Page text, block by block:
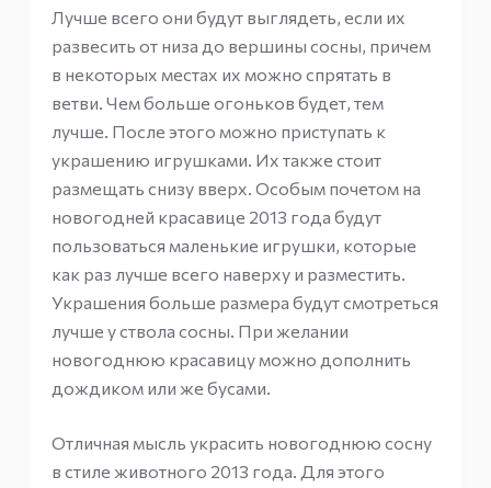
Лучше всего они будут выглядеть, если их
развесить от низа до вершины сосны, причем
в некоторых местах их можно спрятать в
ветви. Чем больше огоньков будет, тем
лучше. После этого можно приступать к
украшению игрушками. Их также стоит
размещать снизу вверх. Особым почетом на
новогодней красавице 2013 года будут
пользоваться маленькие игрушки, которые
как раз лучше всего наверху и разместить.
Украшения больше размера будут смотреться
лучше у ствола сосны. При желании
новогоднюю красавицу можно дополнить
дождиком или же бусами.
Отличная мысль украсить новогоднюю сосну
в стиле животного 2013 года. Для этого